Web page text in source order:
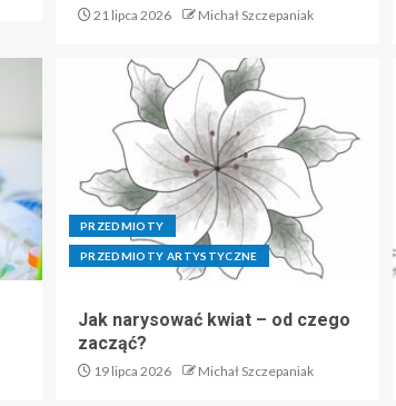
21 lipca 2026 Michał Szczepaniak
PRZEDMIOTY
PRZEDMIOTY ARTYSTYCZNE
Jak narysować kwiat – od czego
zacząć?
19 lipca 2026 Michał Szczepaniak